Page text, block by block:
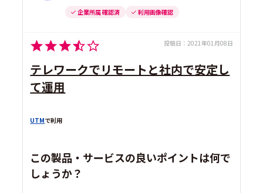
企業所属 確認済 利用画像確認
投稿日： 2021年01月08日
テレワークでリモートと社内で安定し
て運用
UTMで利用
この製品・サービスの良いポイントは何で
しょうか？